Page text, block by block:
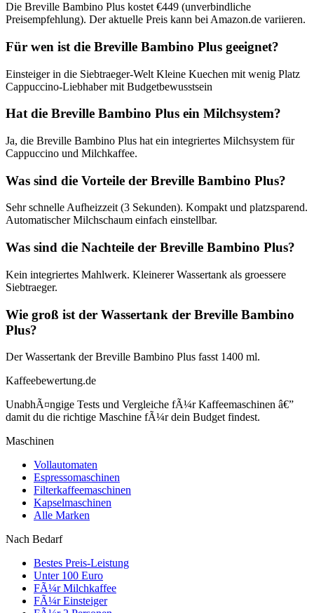
Die Breville Bambino Plus kostet €449 (unverbindliche
Preisempfehlung). Der aktuelle Preis kann bei Amazon.de variieren.
Für wen ist die Breville Bambino Plus geeignet?
Einsteiger in die Siebtraeger-Welt Kleine Kuechen mit wenig Platz
Cappuccino-Liebhaber mit Budgetbewusstsein
Hat die Breville Bambino Plus ein Milchsystem?
Ja, die Breville Bambino Plus hat ein integriertes Milchsystem für
Cappuccino und Milchkaffee.
Was sind die Vorteile der Breville Bambino Plus?
Sehr schnelle Aufheizzeit (3 Sekunden). Kompakt und platzsparend.
Automatischer Milchschaum einfach einstellbar.
Was sind die Nachteile der Breville Bambino Plus?
Kein integriertes Mahlwerk. Kleinerer Wassertank als groessere
Siebtraeger.
Wie groß ist der Wassertank der Breville Bambino
Plus?
Der Wassertank der Breville Bambino Plus fasst 1400 ml.
Kaffeebewertung.de
UnabhÃ¤ngige Tests und Vergleiche fÃ¼r Kaffeemaschinen â€”
damit du die richtige Maschine fÃ¼r dein Budget findest.
Maschinen
Vollautomaten
Espressomaschinen
Filterkaffeemaschinen
Kapselmaschinen
Alle Marken
Nach Bedarf
Bestes Preis-Leistung
Unter 100 Euro
FÃ¼r Milchkaffee
FÃ¼r Einsteiger